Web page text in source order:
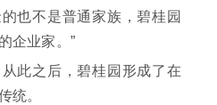
也不是普通家族，碧桂园
企业家。”
此之后，碧桂园形成了在
统。